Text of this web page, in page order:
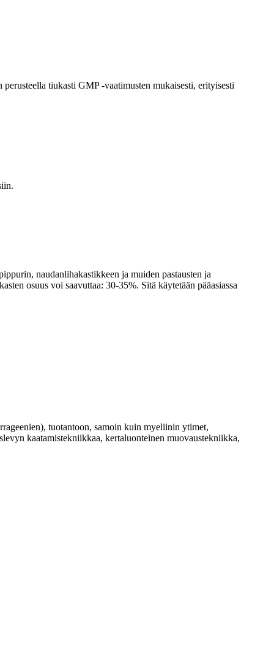
tiukasti GMP -vaatimusten mukaisesti, erityisesti
naudanlihakastikkeen ja muiden pastausten ja
osuus voi saavuttaa: 30-35%. Sitä käytetään pääasiassa
tuotantoon, samoin kuin myeliinin ytimet,
kaatamistekniikkaa, kertaluonteinen muovaustekniikka,